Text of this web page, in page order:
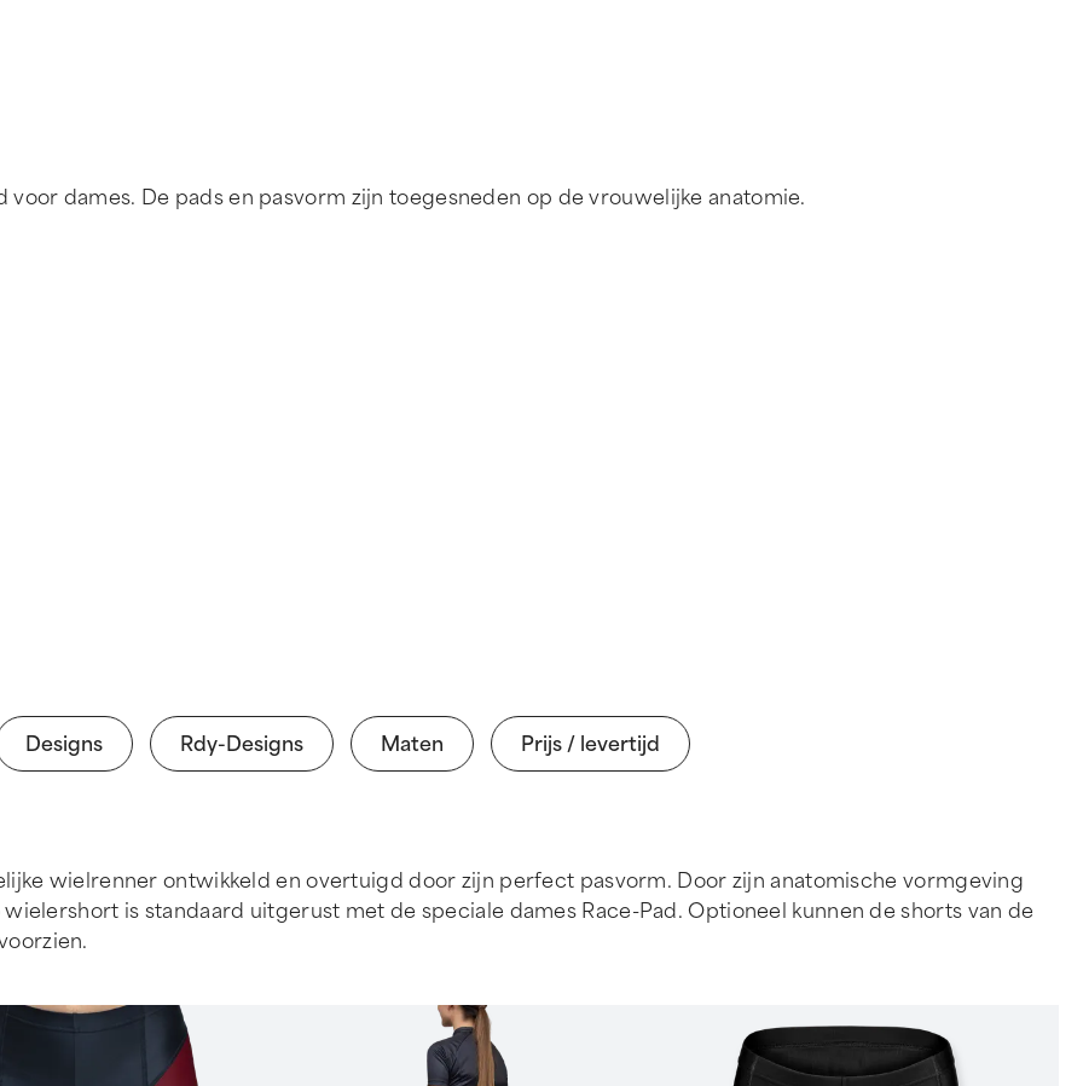
dames. De pads en pasvorm zijn toegesneden op de vrouwelijke anatomie.
Designs Rdy-Designs Maten Prijs / levertijd
wielrenner ontwikkeld en overtuigd door zijn perfect pasvorm. Door zijn anatomische vormgeving
is standaard uitgerust met de speciale dames Race-Pad. Optioneel kunnen de shorts van de